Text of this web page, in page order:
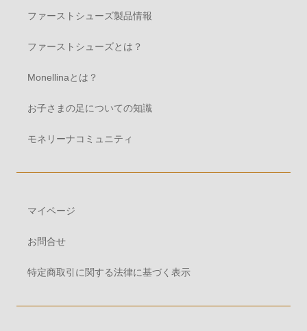
ファーストシューズ製品情報
ファーストシューズとは？
Monellinaとは？
お子さまの足についての知識
モネリーナコミュニティ
マイページ
お問合せ
特定商取引に関する法律に基づく表示